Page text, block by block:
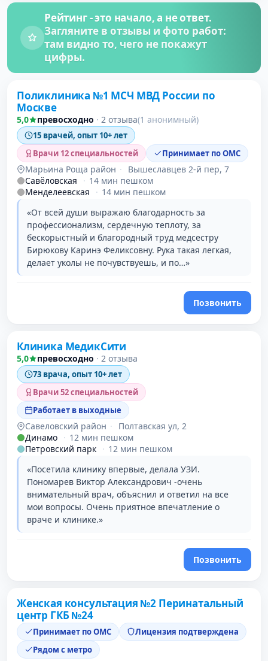
Рейтинг - это начало, а не ответ.
Загляните в отзывы и фото работ:
там видно то, чего не покажут
цифры.
Поликлиника №1 МСЧ МВД России по
Москве
5,0 превосходно · 2 отзыва(1 анонимный)
15 врачей, опыт 10+ лет
Врачи 12 специальностей
Принимает по ОМС
Марьина Роща район ·
Вышеславцев 2-й пер, 7
Савёловская
· 14 мин пешком
Менделеевская
· 14 мин пешком
«От всей души выражаю благодарность за
профессионализм, сердечную теплоту, за
бескорыстный и благородный труд медсестру
Бирюкову Каринэ Феликсовну. Рука такая легкая,
делает уколы не почувствуешь, и по…»
Позвонить
Клиника МедикСити
5,0 превосходно · 2 отзыва
73 врача, опыт 10+ лет
Врачи 52 специальностей
Работает в выходные
Савеловский район ·
Полтавская ул, 2
Динамо · 12 мин пешком
Петровский парк · 12 мин пешком
«Посетила клинику впервые, делала УЗИ.
Пономарев Виктор Александрович -очень
внимательный врач, объяснил и ответил на все
мои вопросы. Очень приятное впечатление о
враче и клинике.»
Позвонить
Женская консультация №2 Перинатальный
центр ГКБ №24
Принимает по ОМС
Лицензия подтверждена
Рядом с метро